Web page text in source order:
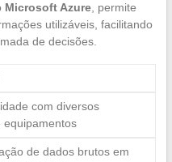
Microsoft Azure, permite
utilizáveis, facilitando
de decisões.
com diversos
equipamentos
de dados brutos em